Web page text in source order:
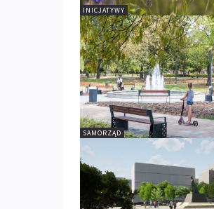
INICJATYWY
SAMORZĄD